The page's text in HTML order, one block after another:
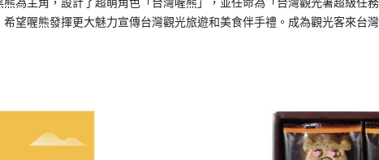
為主角，設計了超萌角色「台灣喔熊」，並任命為「台灣觀光署超級任
望喔熊發揮更大魅力宣傳台灣觀光旅遊和美食伴手禮。成為觀光客來台灣